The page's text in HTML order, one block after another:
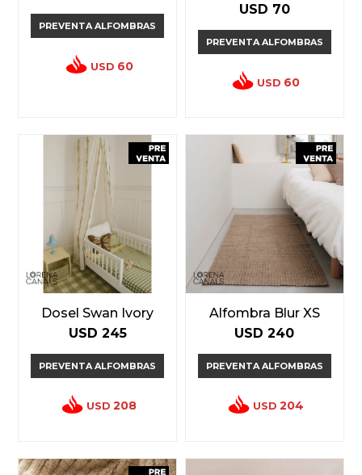
PREVENTA ALFOMBRAS
USD 60
USD 70
PREVENTA ALFOMBRAS
USD 60
Dosel Swan Ivory
USD 245
PREVENTA ALFOMBRAS
USD 208
Alfombra Blur XS
USD 240
PREVENTA ALFOMBRAS
USD 204